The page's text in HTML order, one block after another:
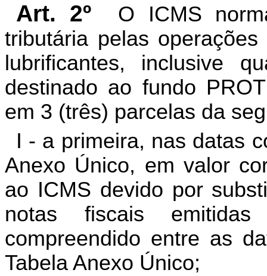
Art. 2º O ICMS
tributária pelas
lubrificantes, inclusive
destinado ao fundo
em 3 (três) parcelas da
I - a primeira, nas datas
Anexo Único, em valor
ao ICMS devido por
notas fiscais
compreendido entre as
Tabela Anexo Único;